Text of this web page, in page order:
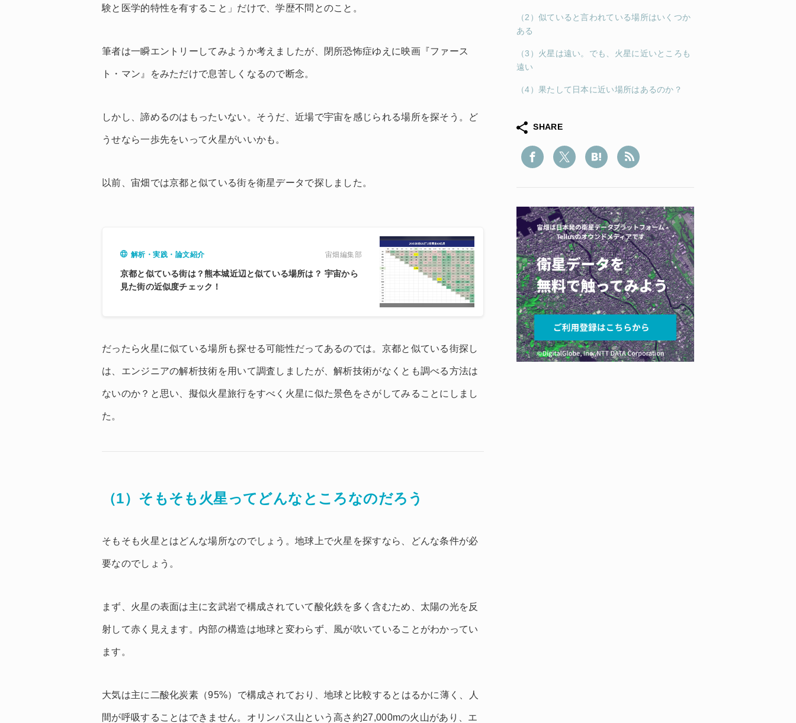
験と医学的特性を有すること」だけで、学歴不問とのこと。
筆者は一瞬エントリーしてみようか考えましたが、閉所恐怖症ゆえに映画『ファース
ト・マン』をみただけで息苦しくなるので断念。
しかし、諦めるのはもったいない。そうだ、近場で宇宙を感じられる場所を探そう。ど
うせなら一歩先をいって火星がいいかも。
以前、宙畑では京都と似ている街を衛星データで探しました。
解析・実践・論文紹介 宙畑編集部
京都と似ている街は？熊本城近辺と似ている場所は？ 宇宙から
見た街の近似度チェック！
だったら火星に似ている場所も探せる可能性だってあるのでは。京都と似ている街探し
は、エンジニアの解析技術を用いて調査しましたが、解析技術がなくとも調べる方法は
ないのか？と思い、擬似火星旅行をすべく火星に似た景色をさがしてみることにしまし
た。
（1）そもそも火星ってどんなところなのだろう
そもそも火星とはどんな場所なのでしょう。地球上で火星を探すなら、どんな条件が必
要なのでしょう。
まず、火星の表面は主に玄武岩で構成されていて酸化鉄を多く含むため、太陽の光を反
射して赤く見えます。内部の構造は地球と変わらず、風が吹いていることがわかってい
ます。
大気は主に二酸化炭素（95%）で構成されており、地球と比較するとはるかに薄く、人
間が呼吸することはできません。オリンパス山という高さ約27,000mの火山があり、エ
（2）似ていると言われている場所はいくつか
ある
（3）火星は遠い。でも、火星に近いところも
遠い
（4）果たして日本に近い場所はあるのか？
SHARE